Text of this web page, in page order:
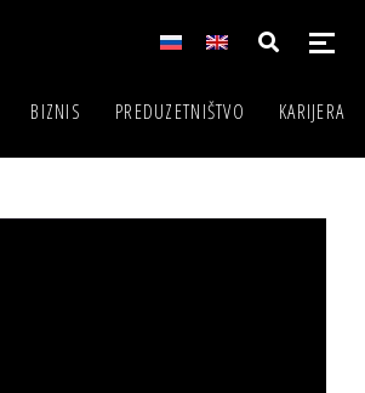
BIZNIS PREDUZETNIŠTVO KARIJERA